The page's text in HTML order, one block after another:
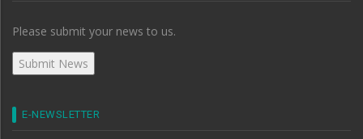
Please submit your news to us.
E-NEWSLETTER